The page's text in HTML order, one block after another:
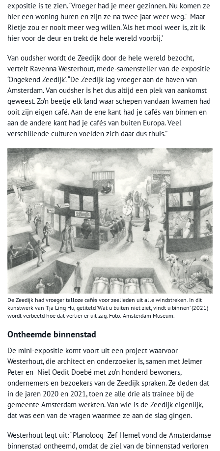
expositie is te zien. ‘Vroeger had je meer gezinnen. Nu komen ze
hier een woning huren en zijn ze na twee jaar weer weg.’ Maar
Rietje zou er nooit meer weg willen. ‘Als het mooi weer is, zit ik
hier voor de deur en trekt de hele wereld voorbij.’
Van oudsher wordt de Zeedijk door de hele wereld bezocht,
vertelt Ravenna Westerhout, mede-samensteller van de expositie
‘Ongekend Zeedijk’. “De Zeedijk lag vroeger aan de haven van
Amsterdam. Van oudsher is het dus altijd een plek van aankomst
geweest. Zo’n beetje elk land waar schepen vandaan kwamen had
ooit zijn eigen café. Aan de ene kant had je cafés van binnen en
aan de andere kant had je cafés van buiten Europa. Veel
verschillende culturen voelden zich daar dus thuis.”
De Zeedijk had vroeger talloze cafés voor zeelieden uit alle windstreken. In dit
kunstwerk van Tja Ling Hu, getiteld ‘Wat u buiten niet ziet, vindt u binnen’ (2021)
wordt verbeeld hoe dat vertier er uit zag. Foto: Amsterdam Museum.
Ontheemde binnenstad
De mini-expositie komt voort uit een project waarvoor
Westerhout, die architect en onderzoeker is, samen met Jelmer
Peter en Niel Oedit Doebé met zo’n honderd bewoners,
ondernemers en bezoekers van de Zeedijk spraken. Ze deden dat
in de jaren 2020 en 2021, toen ze alle drie als trainee bij de
gemeente Amsterdam werkten. Van wie is de Zeedijk eigenlijk,
dat was een van de vragen waarmee ze aan de slag gingen.
Westerhout legt uit: “Planoloog Zef Hemel vond de Amsterdamse
binnenstad ontheemd, omdat de ziel van de binnenstad verloren